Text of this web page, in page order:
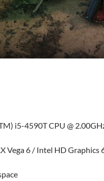
i5-4590T CPU @
Vega 6 / Intel HD Graphics